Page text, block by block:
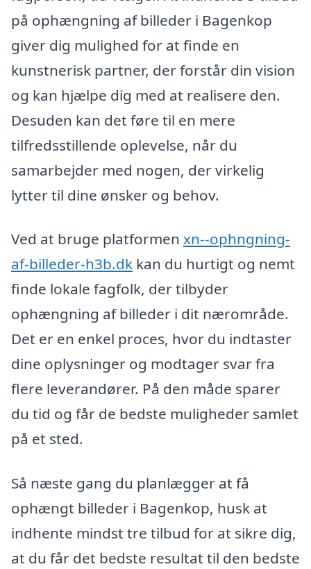
på ophængning af billeder i Bagenkop
giver dig mulighed for at finde en
kunstnerisk partner, der forstår din vision
og kan hjælpe dig med at realisere den.
Desuden kan det føre til en mere
tilfredsstillende oplevelse, når du
samarbejder med nogen, der virkelig
lytter til dine ønsker og behov.
Ved at bruge platformen xn--ophngning-
af-billeder-h3b.dk kan du hurtigt og nemt
finde lokale fagfolk, der tilbyder
ophængning af billeder i dit nærområde.
Det er en enkel proces, hvor du indtaster
dine oplysninger og modtager svar fra
flere leverandører. På den måde sparer
du tid og får de bedste muligheder samlet
på et sted.
Så næste gang du planlægger at få
ophængt billeder i Bagenkop, husk at
indhente mindst tre tilbud for at sikre dig,
at du får det bedste resultat til den bedste